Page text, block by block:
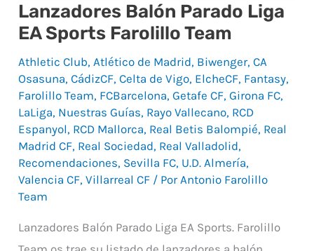
Lanzadores Balón Parado Liga
EA Sports Farolillo Team
Athletic Club,Atlético de Madrid, Biwenger,CA
Osasuna,CádizCF,Celta de Vigo, ElcheCF, Fantasy,
Farolillo Team, FCBarcelona,Getafe CF,Girona FC,
LaLiga, Nuestras Guías, Rayo Vallecano, RCD
Espanyol, RCD Mallorca, Real Betis Balompié, Real
Madrid CF, Real Sociedad, Real Valladolid,
Recomendaciones, Sevilla FC, U.D. Almería,
Valencia CF,Villarreal CF / PorAntonio Farolillo
Team
Lanzadores Balón Parado Liga EA Sports. Farolillo